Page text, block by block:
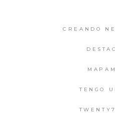
CREANDO
TENGO